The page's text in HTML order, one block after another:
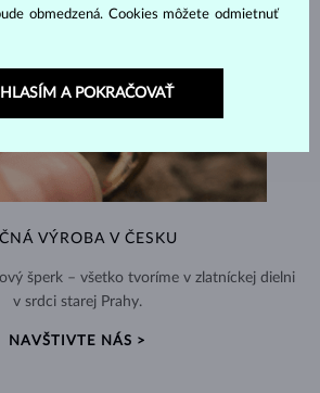
VÝROBA V ČESKU
šperk – všetko tvoríme v zlatníckej dielni
v srdci starej Prahy.
NAVŠTIVTE NÁS >
obmedzená. Cookies môžete odmietnuť
A POKRAČOVAŤ